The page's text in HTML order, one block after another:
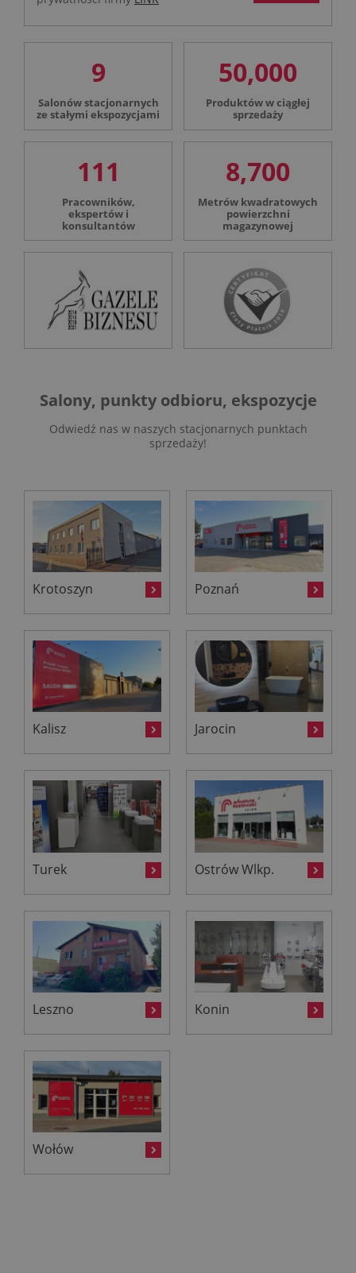
9
Salonów stacjonarnych
ze stałymi ekspozycjami
50,000
Produktów w ciągłej
sprzedaży
111
Pracowników,
ekspertów i
konsultantów
8,700
Metrów kwadratowych
powierzchni
magazynowej
Salony, punkty odbioru, ekspozycje
Odwiedź nas w naszych stacjonarnych punktach
sprzedaży!
Krotoszyn Poznań
Kalisz Jarocin
Turek Ostrów Wlkp.
Leszno Konin
Wołów